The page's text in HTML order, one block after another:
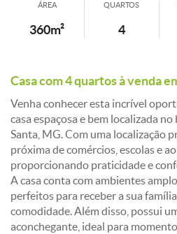
ÁREA
360m²
QUARTOS
4
Casa com 4 quartos à venda
Venha conhecer esta incrível
casa espaçosa e bem localizada
Santa, MG. Com uma localização
próxima de comércios, escolas e
proporcionando praticidade e
A casa conta com ambientes
perfeitos para receber a sua
comodidade. Além disso, possui
aconchegante, ideal para